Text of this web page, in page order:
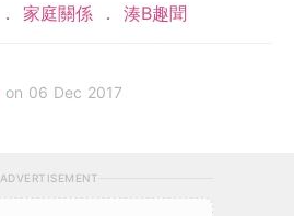
家庭關係 湊B趣聞
on 06 Dec 2017
ADVERTISEMENT